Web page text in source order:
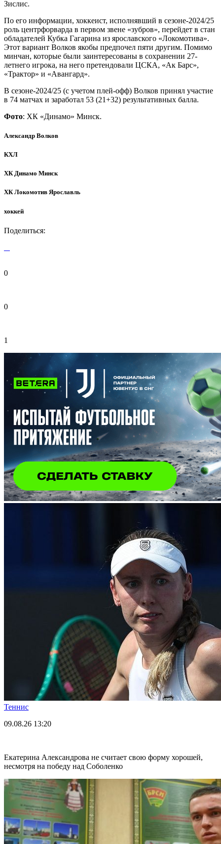
Зислис.
По его информации, хоккеист, исполнявший в сезоне-2024/25
роль центрфорварда в первом звене «зубров», перейдет в стан
обладателей Кубка Гагарина из ярославского «Локомотива».
Этот вариант Волков якобы предпочел пяти другим. Помимо
минчан, которые были заинтересованы в сохранении 27-
летнего игрока, на него претендовали ЦСКА, «Ак Барс»,
«Трактор» и «Авангард».
В сезоне-2024/25 (с учетом плей-офф) Волков принял участие
в 74 матчах и заработал 53 (21+32) результативных балла.
Фото: ХК «Динамо» Минск.
Александр Волков
КХЛ
ХК Динамо Минск
ХК Локомотив Ярославль
хоккей
Поделиться:
0
0
1
Теннис
09.08.26 13:20
Екатерина Александрова не считает свою форму хорошей,
несмотря на победу над Соболенко